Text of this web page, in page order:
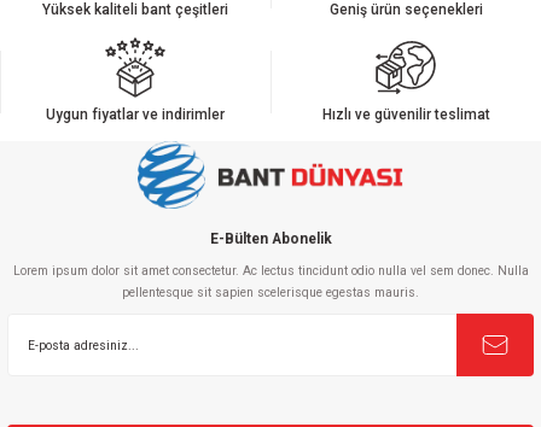
Ürün açıklamasında eksik bilgiler bulunuyor.
Ürün bilgilerinde hatalar bulunuyor.
Ürün fiyatı diğer sitelerden daha pahalı.
Bu ürüne benzer farklı alternatifler olmalı.
Yüksek kaliteli bant çeşitleri Geniş ürün seçenekleri
Uygun fiyatlar ve indirimler Hızlı ve güvenilir teslimat
E-Bülten Abonelik
Lorem ipsum dolor sit amet consectetur. Ac lectus tincidunt odio nulla vel sem donec. Nulla
pellentesque sit sapien scelerisque egestas mauris.